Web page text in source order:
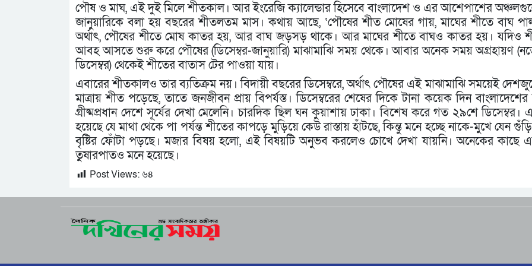
পৌষ ও মাঘ, এই দুই মিলে শীতকাল। আর ইংরেজি ক্যালেন্ডার হিসেবে বাংলাদেশ ও এর আশেপাশের
জানুয়ারিকে বলা হয় বছরের শীতলতম মাস। কথায় আছে, ‘পৌষের শীত মোষের গায়, মাঘের শীতে বাঘ
অর্থাৎ, পৌষের শীতে মোষ কাতর হয়, আর বাঘ জড়সড় থাকে। আর মাঘের শীতে বাঘও কাতর হয়। যদিও
আবহ আসতে শুরু করে পৌষের (ডিসেম্বর-জানুয়ারি) মাঝামাঝি সময় থেকে। আবার অনেক সময় অগ্রহায়ণ
ডিসেম্বর) থেকেই শীতের বাতাস টের পাওয়া যায়।
এবারের শীতকালও তার ব্যতিক্রম নয়। বিদায়ী বছরের ডিসেম্বরে, অর্থাৎ পৌষের এই মাঝামাঝি সময়েই
মাত্রায় শীত পড়েছে, তাতে জনজীবন প্রায় বিপর্যস্ত। ডিসেম্বরের শেষের দিকে টানা কয়েক দিন
গ্রীষ্মপ্রধান দেশে সূর্যের দেখা মেলেনি। চারদিক ছিল ঘন কুয়াশায় ঢাকা। বিশেষ করে গত ২৯শে ডিসেম্বর।
হয়েছে যে মাথা থেকে পা পর্যন্ত শীতের কাপড়ে মুড়িয়ে কেউ রাস্তায় হাঁটছে, কিন্তু মনে হচ্ছে নাকে-মুখে যেন
বৃষ্টির ফোঁটা পড়ছে। মজার বিষয় হলো, এই বিষয়টি অনুভব করলেও চোখে দেখা যায়নি। অনেকের কাছে
তুষারপাতও মনে হয়েছে।
Post Views:৬৪